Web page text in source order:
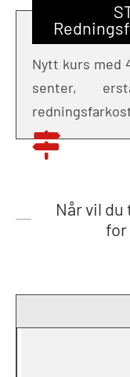
Nytt kurs med
senter,
Når vil du
for